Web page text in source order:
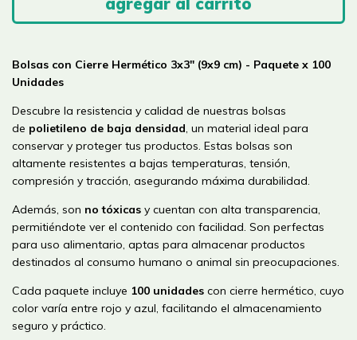
Bolsas con Cierre Hermético 3x3" (9x9 cm) - Paquete x 100
Unidades
Descubre la resistencia y calidad de nuestras bolsas
de polietileno de baja densidad, un material ideal para
conservar y proteger tus productos. Estas bolsas son
altamente resistentes a bajas temperaturas, tensión,
compresión y tracción, asegurando máxima durabilidad.
Además, son no tóxicas y cuentan con alta transparencia,
permitiéndote ver el contenido con facilidad. Son perfectas
para uso alimentario, aptas para almacenar productos
destinados al consumo humano o animal sin preocupaciones.
Cada paquete incluye 100 unidades con cierre hermético, cuyo
color varía entre rojo y azul, facilitando el almacenamiento
seguro y práctico.